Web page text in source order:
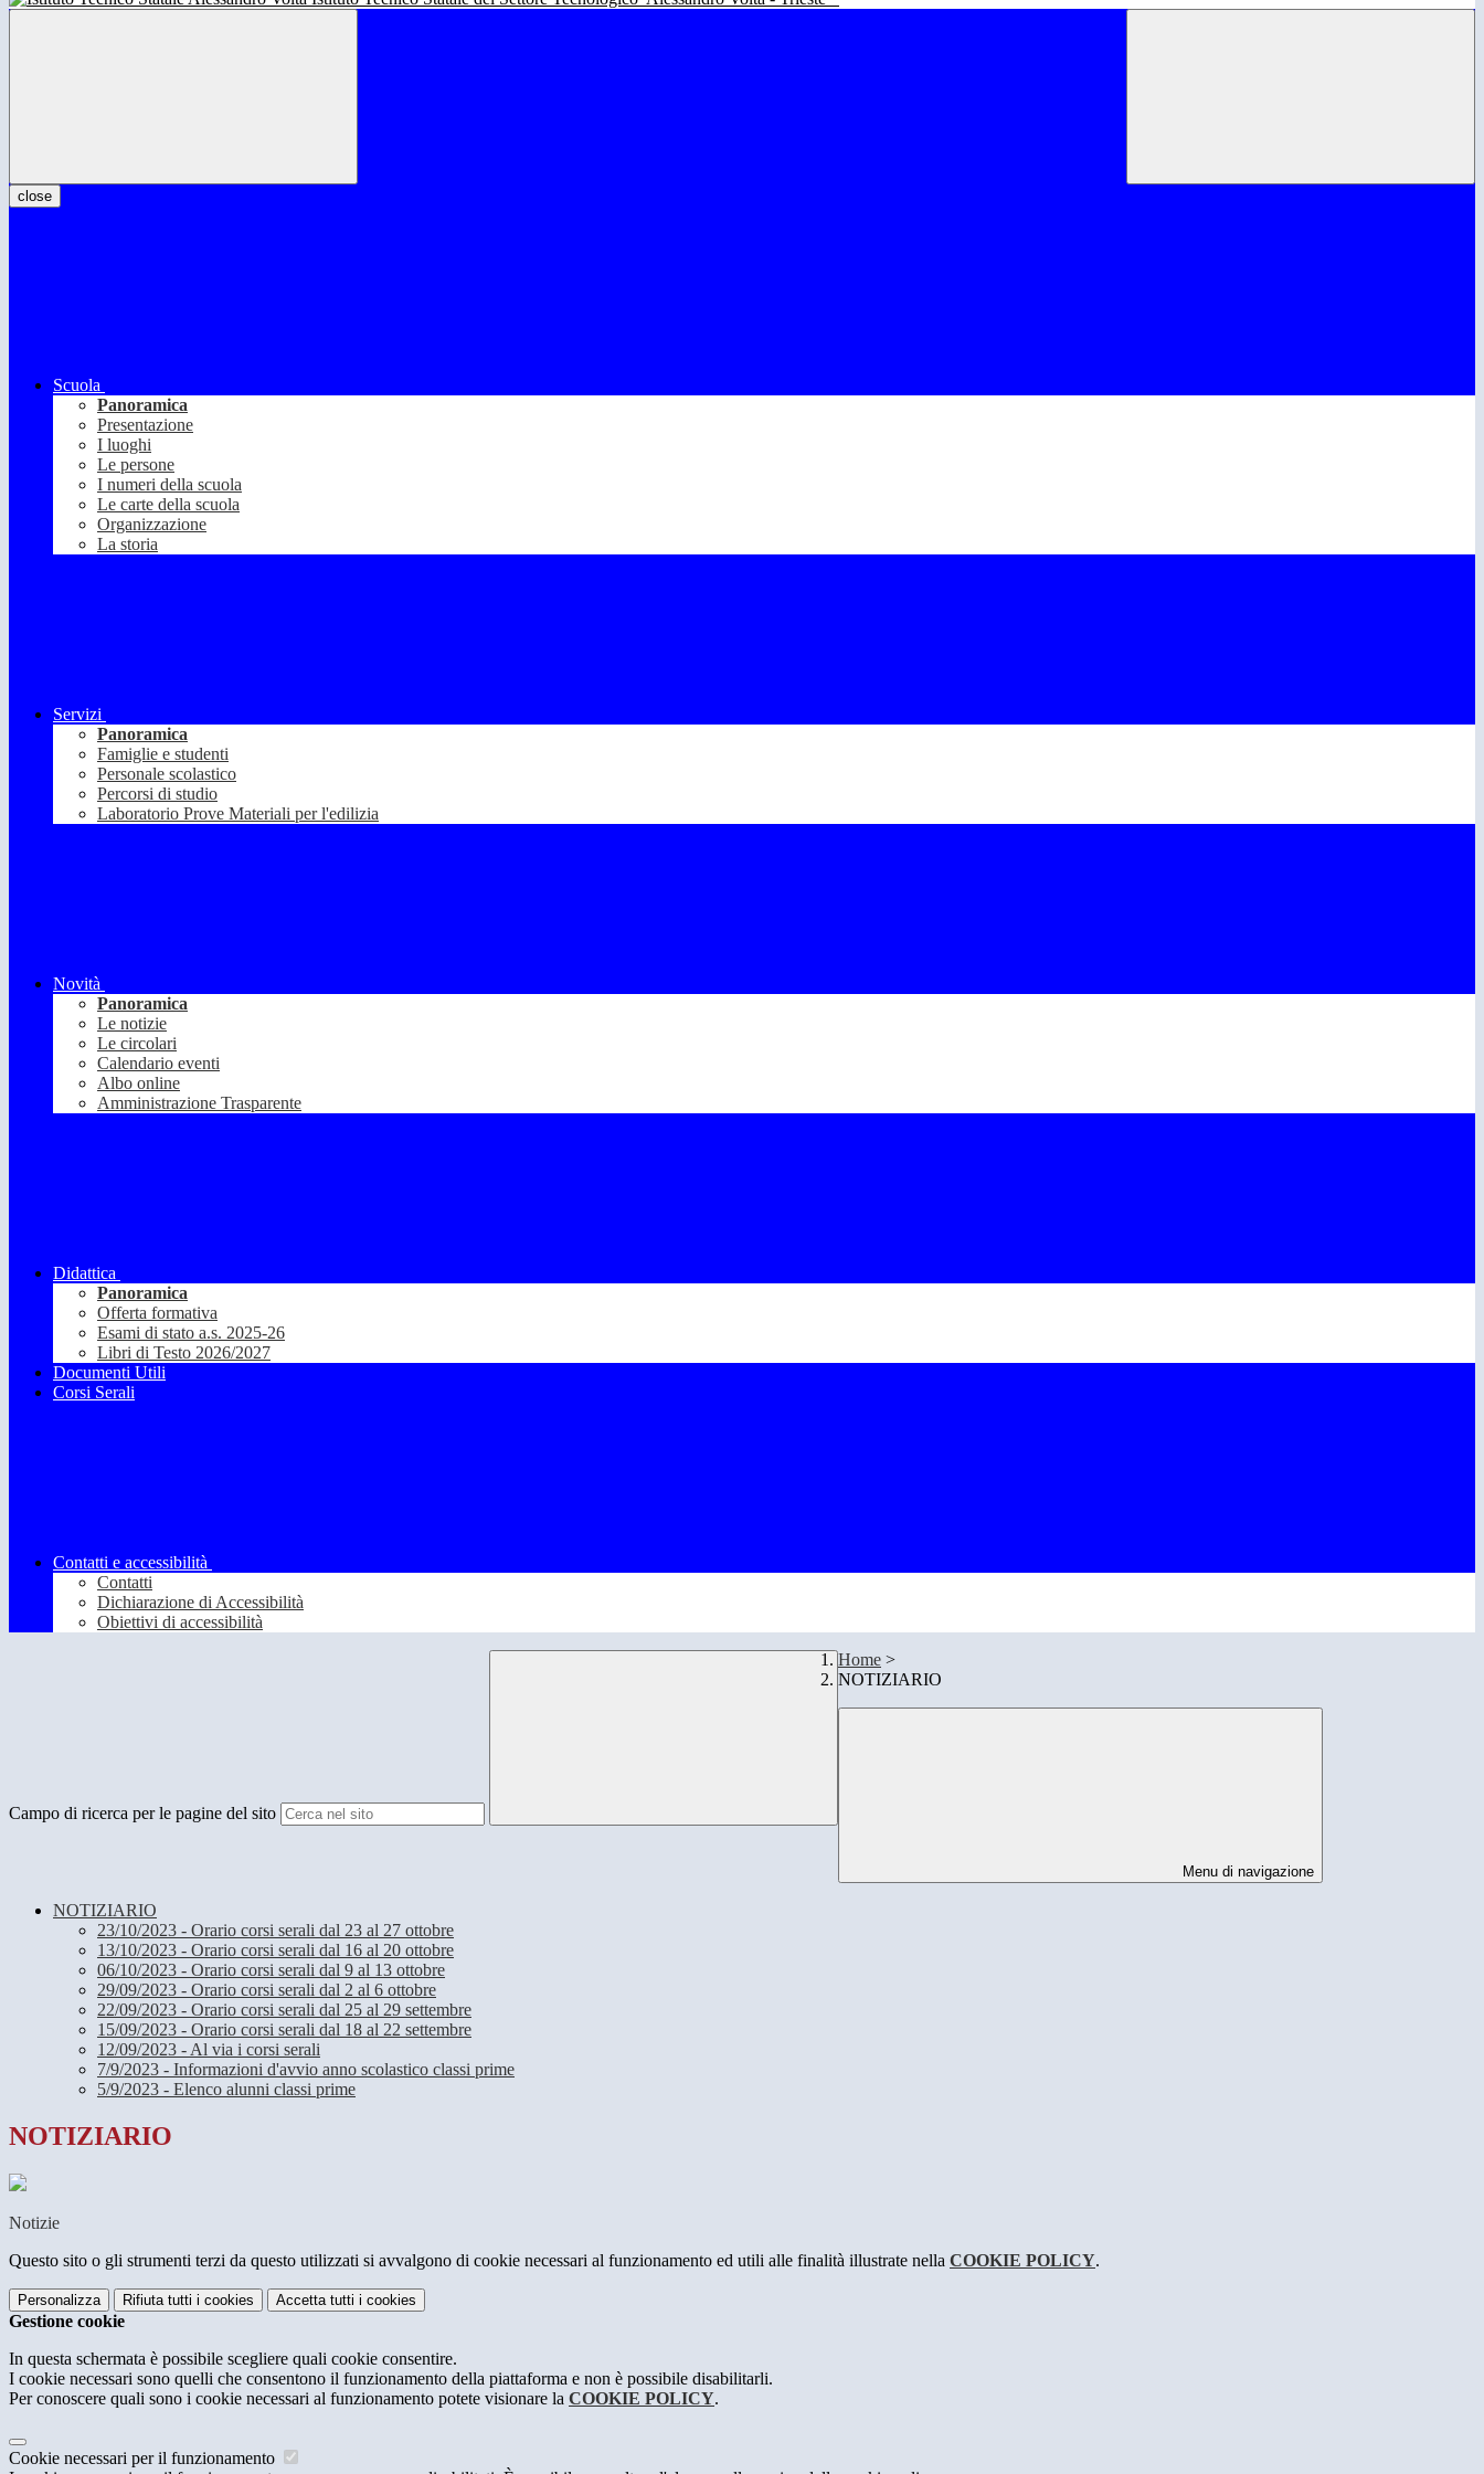
close
Scuola
Panoramica
Presentazione
I luoghi
Le persone
I numeri della scuola
Le carte della scuola
Organizzazione
La storia
Servizi
Panoramica
Famiglie e studenti
Personale scolastico
Percorsi di studio
Laboratorio Prove Materiali per l'edilizia
Novità
Panoramica
Le notizie
Le circolari
Calendario eventi
Albo online
Amministrazione Trasparente
Didattica
Panoramica
Offerta formativa
Esami di stato a.s. 2025-26
Libri di Testo 2026/2027
Documenti Utili
Corsi Serali
Contatti e accessibilità
Contatti
Dichiarazione di Accessibilità
Obiettivi di accessibilità
Campo di ricerca per le pagine del sito
Home >
NOTIZIARIO
Menu di navigazione
NOTIZIARIO
23/10/2023 - Orario corsi serali dal 23 al 27 ottobre
13/10/2023 - Orario corsi serali dal 16 al 20 ottobre
06/10/2023 - Orario corsi serali dal 9 al 13 ottobre
29/09/2023 - Orario corsi serali dal 2 al 6 ottobre
22/09/2023 - Orario corsi serali dal 25 al 29 settembre
15/09/2023 - Orario corsi serali dal 18 al 22 settembre
12/09/2023 - Al via i corsi serali
7/9/2023 - Informazioni d'avvio anno scolastico classi prime
5/9/2023 - Elenco alunni classi prime
NOTIZIARIO
Notizie
Questo sito o gli strumenti terzi da questo utilizzati si avvalgono di cookie necessari al funzionamento ed utili alle finalità illustrate nella COOKIE POLICY.
Personalizza Rifiuta tutti i cookies Accetta tutti i cookies
Gestione cookie
In questa schermata è possibile scegliere quali cookie consentire.
I cookie necessari sono quelli che consentono il funzionamento della piattaforma e non è possibile disabilitarli.
Per conoscere quali sono i cookie necessari al funzionamento potete visionare la COOKIE POLICY.
Cookie necessari per il funzionamento